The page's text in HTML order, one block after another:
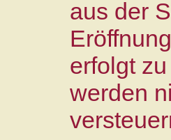
aus der
erfolgt
werden